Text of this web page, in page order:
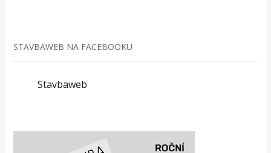
STAVBAWEB NA FACEBOOKU
Stavbaweb